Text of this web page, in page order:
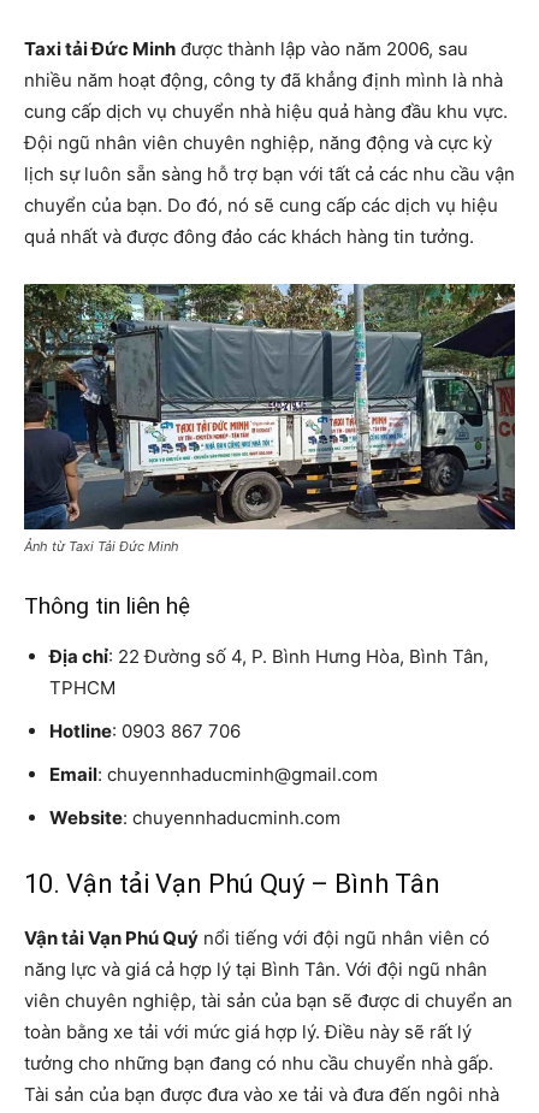
Taxi tải Đức Minh được thành lập vào năm 2006, sau
nhiều năm hoạt động, công ty đã khẳng định mình là nhà
cung cấp dịch vụ chuyển nhà hiệu quả hàng đầu khu vực.
Đội ngũ nhân viên chuyên nghiệp, năng động và cực kỳ
lịch sự luôn sẵn sàng hỗ trợ bạn với tất cả các nhu cầu vận
chuyển của bạn. Do đó, nó sẽ cung cấp các dịch vụ hiệu
quả nhất và được đông đảo các khách hàng tin tưởng.
Ảnh từ Taxi Tải Đức Minh
Thông tin liên hệ
Địa chỉ: 22 Đường số 4, P. Bình Hưng Hòa, Bình Tân,
TPHCM
Hotline: 0903 867 706
Email: chuyennhaducminh@gmail.com
Website: chuyennhaducminh.com
10. Vận tải Vạn Phú Quý – Bình Tân
Vận tải Vạn Phú Quý nổi tiếng với đội ngũ nhân viên có
năng lực và giá cả hợp lý tại Bình Tân. Với đội ngũ nhân
viên chuyên nghiệp, tài sản của bạn sẽ được di chuyển an
toàn bằng xe tải với mức giá hợp lý. Điều này sẽ rất lý
tưởng cho những bạn đang có nhu cầu chuyển nhà gấp.
Tài sản của bạn được đưa vào xe tải và đưa đến ngôi nhà